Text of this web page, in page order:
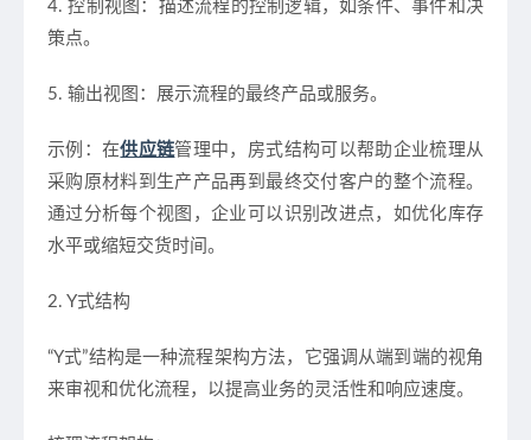
4. 控制视图：描述流程的控制逻辑，如条件、事件和决
策点。
5. 输出视图：展示流程的最终产品或服务。
示例：在供应链管理中，房式结构可以帮助企业梳理从
采购原材料到生产产品再到最终交付客户的整个流程。
通过分析每个视图，企业可以识别改进点，如优化库存
水平或缩短交货时间。
2. Y式结构
“Y式”结构是一种流程架构方法，它强调从端到端的视角
来审视和优化流程，以提高业务的灵活性和响应速度。